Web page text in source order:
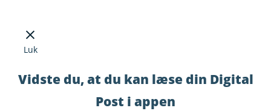
Luk
Vidste du, at du kan læse din Digital
Post i appen